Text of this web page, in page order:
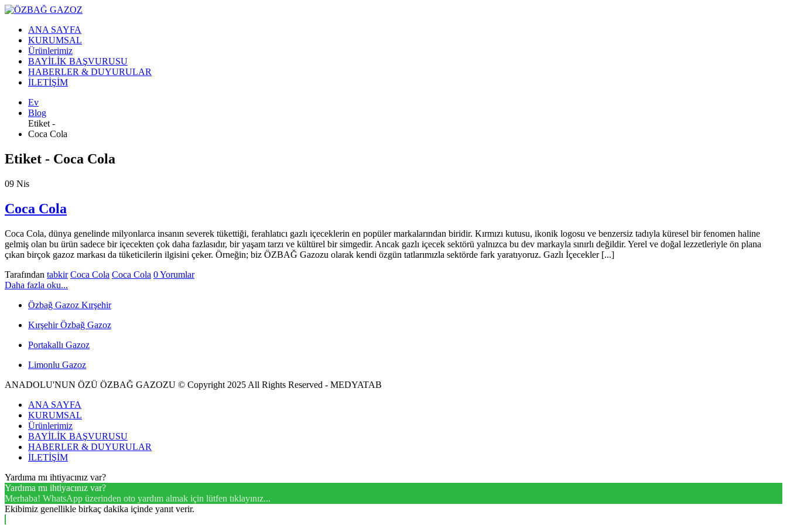
ANA SAYFA
KURUMSAL
Ürünlerimiz
BAYİLİK BAŞVURUSU
HABERLER & DUYURULAR
İLETİŞİM
Ev
Blog
Etiket -
Coca Cola
Etiket - Coca Cola
09 Nis
Coca Cola
Coca Cola, dünya genelinde milyonlarca insanın severek tükettiği, ferahlatıcı gazlı içeceklerin en popüler markalarından biridir. Kırmızı kutusu, ikonik logosu ve benzersiz tadıyla küresel bir fenomen haline
gelmiş olan bu ürün sadece bir içecekten çok daha fazlasıdır, bir yaşam tarzı ve kültürel bir simgedir. Ancak gazlı içecek sektörü yalnızca bu dev markayla sınırlı değildir. Yerel ve doğal lezzetleriyle ön plana
çıkan birçok gazoz markası da tüketicilerin ilgisini çeker. Örneğin; biz ÖZBAĞ Gazozu olarak kendi özgün tatlarımızla sektörde fark yaratıyoruz. Gazlı İçecekler [...]
Tarafından tabkir Coca Cola Coca Cola 0 Yorumlar
Daha fazla oku...
Özbağ Gazoz Kırşehir
Kırşehir Özbağ Gazoz
Portakallı Gazoz
Limonlu Gazoz
ANADOLU'NUN ÖZÜ ÖZBAĞ GAZOZU © Copyright 2025 All Rights Reserved - MEDYATAB
ANA SAYFA
KURUMSAL
Ürünlerimiz
BAYİLİK BAŞVURUSU
HABERLER & DUYURULAR
İLETİŞİM
Yardıma mı ihtiyacınız var?
Yardıma mı ihtiyacınız var?
Merhaba! WhatsApp üzerinden oto yardım almak için lütfen tıklayınız...
Ekibimiz genellikle birkaç dakika içinde yanıt verir.